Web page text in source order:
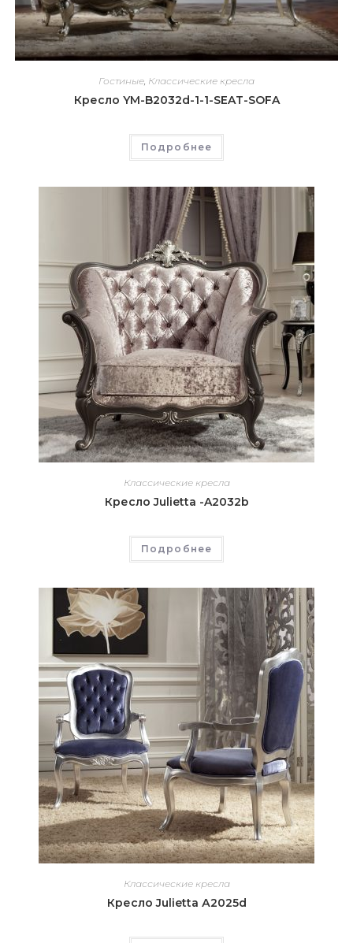
Гостиные, Классические кресла
Кресло YM-B2032d-1-1-SEAT-SOFA
Подробнее
Классические кресла
Кресло Julietta -A2032b
Подробнее
Классические кресла
Кресло Julietta А2025d